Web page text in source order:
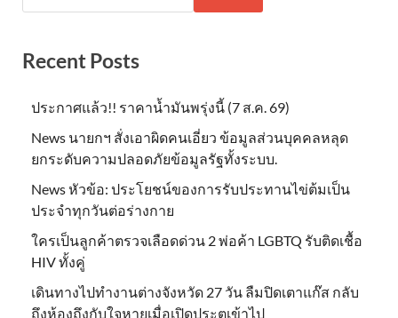
Recent Posts
ประกาศแล้ว!! ราคาน้ำมันพรุ่งนี้ (7 ส.ค. 69)
News นายกฯ สั่งเอาผิดคนเอี่ยว ข้อมูลส่วนบุคคลหลุด
ยกระดับความปลอดภัยข้อมูลรัฐทั้งระบบ.
News หัวข้อ: ประโยชน์ของการรับประทานไข่ต้มเป็น
ประจำทุกวันต่อร่างกาย
ใครเป็นลูกค้าตรวจเลือดด่วน 2 พ่อค้า LGBTQ รับติดเชื้อ
HIV ทั้งคู่
เดินทางไปทำงานต่างจังหวัด 27 วัน ลืมปิดเตาแก๊ส กลับ
ถึงห้องถึงกับใจหายเมื่อเปิดประตูเข้าไป